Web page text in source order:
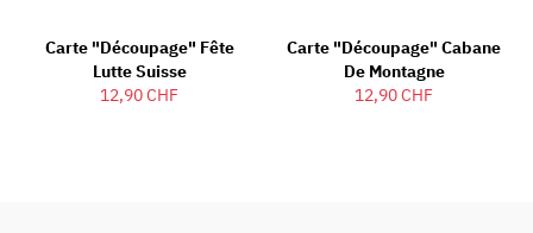
Carte "découpage" Fête
Lutte Suisse
12,90 CHF
Carte "découpage" Cabane
De Montagne
12,90 CHF